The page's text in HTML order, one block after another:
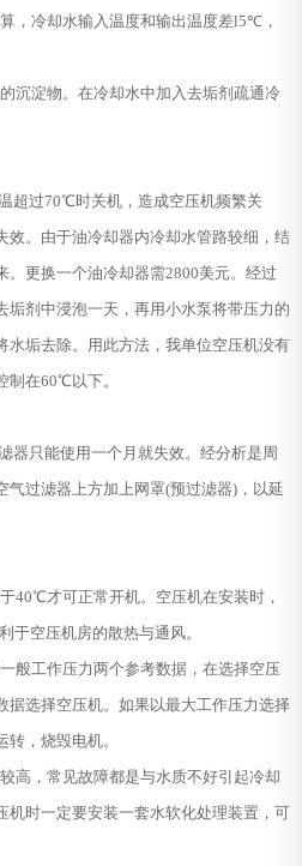
，冷却水输入温度和输出温度差l5℃，
沉淀物。在冷却水中加入去垢剂疏通冷
超过70℃时关机，造成空压机频繁关
效。由于油冷却器内冷却水管路较细，结
。更换一个油冷却器需2800美元。经过
垢剂中浸泡一天，再用小水泵将带压力的
水垢去除。用此方法，我单位空压机没有
制在60℃以下。
器只能使用一个月就失效。经分析是周
气过滤器上方加上网罩(预过滤器)，以延
40℃才可正常开机。空压机在安装时，
于空压机房的散热与通风。
般工作压力两个参考数据，在选择空压
据选择空压机。如果以最大工作压力选择
，烧毁电机。
高，常见故障都是与水质不好引起冷却
机时一定要安装一套水软化处理装置，可